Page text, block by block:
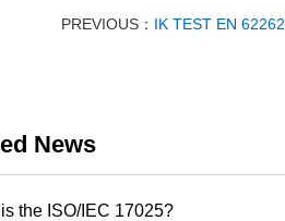
PREVIOUS： IK TEST EN 62262
News
the ISO/IEC 17025?